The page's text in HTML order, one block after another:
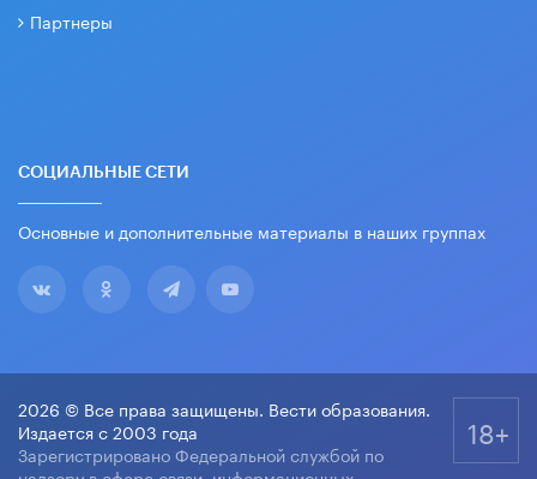
Партнеры
СОЦИАЛЬНЫЕ СЕТИ
Основные и дополнительные материалы в наших группах
2026 © Все права защищены. Вести образования.
Издается с 2003 года
Зарегистрировано Федеральной службой по
18+